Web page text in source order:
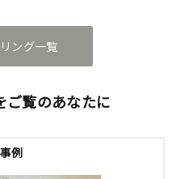
ング一覧
ご覧のあなたに
例